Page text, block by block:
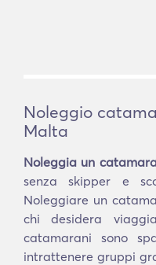
Noleggio
Malta
Noleggia un
senza skipper e
Noleggiare un
chi desidera
catamarani sono
intrattenere gruppi